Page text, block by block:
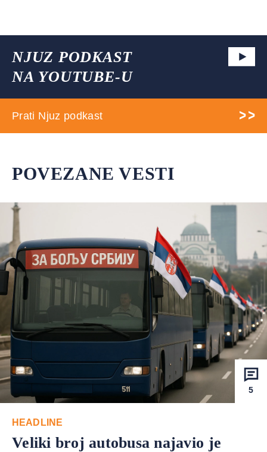
NJUZ PODKAST
NA YOUTUBE-U
Prati Njuz podkast
POVEZANE VESTI
5
HEADLINE
Veliki broj autobusa najavio je